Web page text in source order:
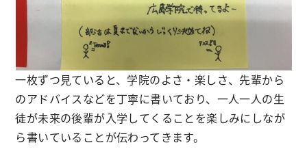
一枚ずつ見ていると、学院のよさ・楽しさ、先輩から
のアドバイスなどを丁寧に書いており、一人一人の生
徒が未来の後輩が入学してくることを楽しみにしなが
ら書いていることが伝わってきます。